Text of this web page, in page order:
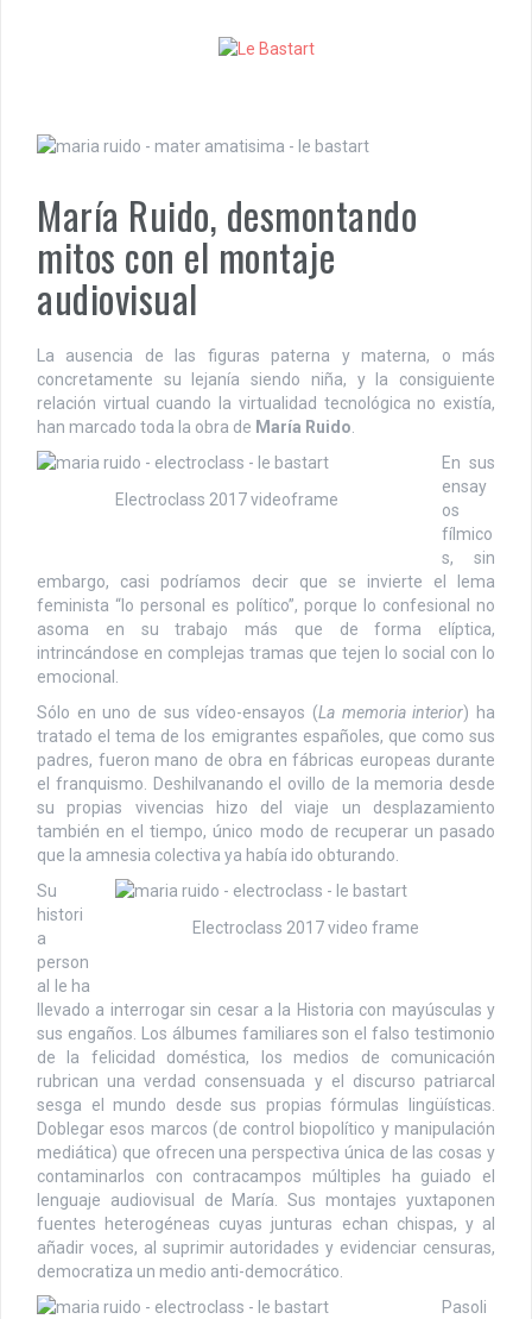
María Ruido, desmontando
mitos con el montaje
audiovisual
La ausencia de las figuras paterna y materna, o más
concretamente su lejanía siendo niña, y la consiguiente
relación virtual cuando la virtualidad tecnológica no existía,
han marcado toda la obra de María Ruido
Electroclass 2017 videoframe
En sus
ensay
os
fílmico
s, sin
embargo, casi podríamos decir que se invierte el lema
feminista “lo personal es político”, porque lo confesional no
asoma en su trabajo más que de forma elíptica,
intrincándose en complejas tramas que tejen lo social con lo
emocional.
Sólo en uno de sus vídeo-ensayos (La memoria interior) ha
tratado el tema de los emigrantes españoles, que como sus
padres, fueron mano de obra en fábricas europeas durante
el franquismo. Deshilvanando el ovillo de la memoria desde
su propias vivencias hizo del viaje un desplazamiento
también en el tiempo, único modo de recuperar un pasado
que la amnesia colectiva ya había ido obturando.
Electroclass 2017 video frame
Su
histori
a
person
al le ha
llevado a interrogar sin cesar a la Historia con mayúsculas y
sus engaños. Los álbumes familiares son el falso testimonio
de la felicidad doméstica, los medios de comunicación
rubrican una verdad consensuada y el discurso patriarcal
sesga el mundo desde sus propias fórmulas lingüísticas.
Doblegar esos marcos (de control biopolítico y manipulación
mediática) que ofrecen una perspectiva única de las cosas y
contaminarlos con contracampos múltiples ha guiado el
lenguaje audiovisual de María. Sus montajes yuxtaponen
fuentes heterogéneas cuyas junturas echan chispas, y al
añadir voces, al suprimir autoridades y evidenciar censuras,
democratiza un medio anti-democrático.
Pasoli